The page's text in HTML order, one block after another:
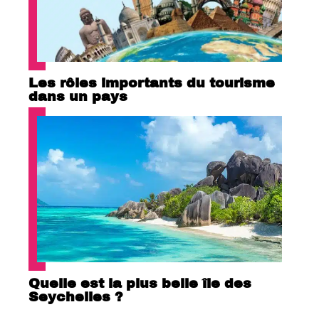
Les rôles importants du tourisme
dans un pays
Quelle est la plus belle île des
Seychelles ?